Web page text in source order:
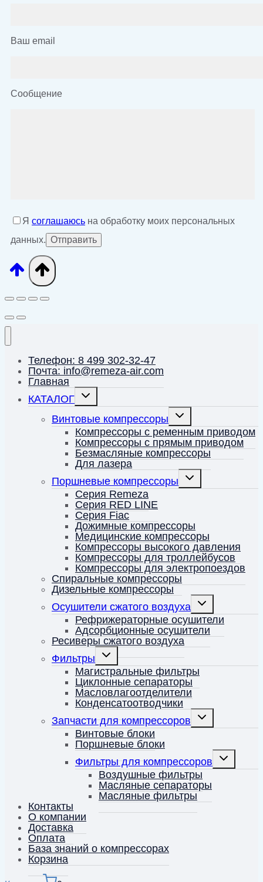
Ваш email
Сообщение
Я соглашаюсь на обработку моих персональных
данных.
Телефон: 8 499 302-32-47
Почта: info@remeza-air.com
Главная
КАТАЛОГ
Переключить
Винтовые компрессоры
Переключить
меню
Компрессоры с ременным приводом
Компрессоры с прямым приводом
Безмасляные компрессоры
Для лазера
Поршневые компрессоры
Переключить
Серия Remeza
Серия RED LINE
Серия Fiac
Дожимные компрессоры
Медицинские компрессоры
Компрессоры высокого давления
Компрессоры для троллейбусов
Компрессоры для электропоездов
Спиральные компрессоры
Дизельные компрессоры
Осушители сжатого воздуха
Переключить
меню
Рефрижераторные осушители
Адсорбционные осушители
Ресиверы сжатого воздуха
Фильтры
Переключить
дочернее
меню
Магистральные фильтры
Циклонные сепараторы
Масловлагоотделители
Конденсатоотводчики
Запчасти для компрессоров
Переключить
Винтовые блоки
Поршневые блоки
Фильтры для компрессоров
Переключить
Воздушные фильтры
Масляные сепараторы
Масляные фильтры
Контакты
О компании
Доставка
Оплата
База знаний о компрессорах
Корзина